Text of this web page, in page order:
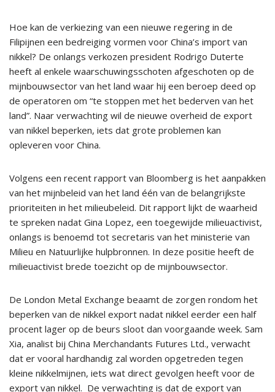
Hoe kan de verkiezing van een nieuwe regering in de
Filipijnen een bedreiging vormen voor China’s import van
nikkel? De onlangs verkozen president Rodrigo Duterte
heeft al enkele waarschuwingsschoten afgeschoten op de
mijnbouwsector van het land waar hij een beroep deed op
de operatoren om “te stoppen met het bederven van het
land”. Naar verwachting wil de nieuwe overheid de export
van nikkel beperken, iets dat grote problemen kan
opleveren voor China.
Volgens een recent rapport van Bloomberg is het aanpakken
van het mijnbeleid van het land één van de belangrijkste
prioriteiten in het milieubeleid. Dit rapport lijkt de waarheid
te spreken nadat Gina Lopez, een toegewijde milieuactivist,
onlangs is benoemd tot secretaris van het ministerie van
Milieu en Natuurlijke hulpbronnen. In deze positie heeft de
milieuactivist brede toezicht op de mijnbouwsector.
De London Metal Exchange beaamt de zorgen rondom het
beperken van de nikkel export nadat nikkel eerder een half
procent lager op de beurs sloot dan voorgaande week. Sam
Xia, analist bij China Merchandants Futures Ltd., verwacht
dat er vooral hardhandig zal worden opgetreden tegen
kleine nikkelmijnen, iets wat direct gevolgen heeft voor de
export van nikkel. De verwachting is dat de export van